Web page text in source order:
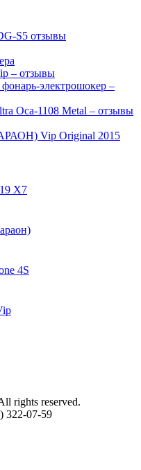
S5 отзывы
– отзывы
электрошокер –
Оса-1108 Metal – отзывы
Vip Original 2015
Х7
4S
rights reserved.
322-07-59